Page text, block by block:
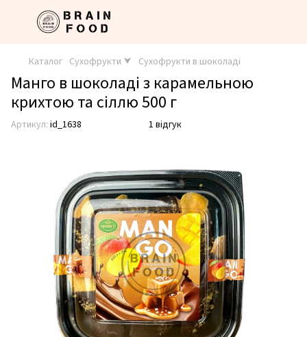
Каталог Сухофрукти ⮟ Сухофрукти в шоколаді
Манго в шоколаді з карамельною
крихтою та сіллю 500 г
Артикул: id_1638 1 відгук